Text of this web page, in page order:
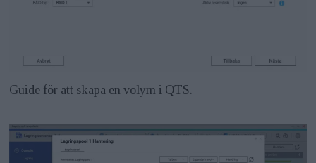
Guide för att skapa en volym i QTS.